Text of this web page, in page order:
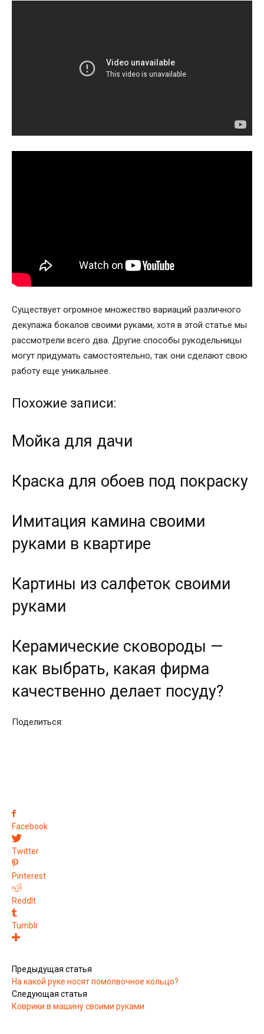
Существует огромное множество вариаций различного
декупажа бокалов своими руками, хотя в этой статье мы
рассмотрели всего два. Другие способы рукодельницы
могут придумать самостоятельно, так они сделают свою
работу еще уникальнее.
Похожие записи:
Мойка для дачи
Краска для обоев под покраску
Имитация камина своими
руками в квартире
Картины из салфеток своими
руками
Керамические сковороды —
как выбрать, какая фирма
качественно делает посуду?
Поделиться:
Facebook
Twitter
Pinterest
ReddIt
Tumblr
Предыдущая статья
На какой руке носят помолвочное кольцо?
Следующая статья
Коврики в машину своими руками